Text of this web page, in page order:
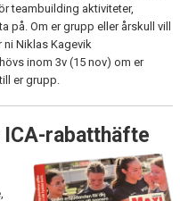
teambuilding aktiviteter,
på. Om er grupp eller årskull vill
Niklas Kagevik
inom 3v (15 nov) om er
er grupp.
rabatthäfte